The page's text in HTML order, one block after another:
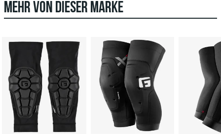
MEHR VON DIESER MARKE